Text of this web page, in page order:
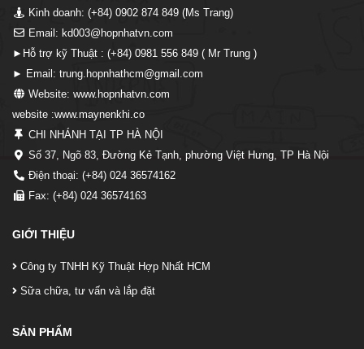
Kinh doanh: (+84) 0902 874 849 (Ms Trang)
Email: kd003@hopnhatvn.com
►Hỗ trợ kỹ Thuật : (+84) 0981 556 849 ( Mr Trung )
► Email: trung.hopnhathcm@gmail.com
Website: www.hopnhatvn.com
website :www.maynenkhi.co
CHI NHÁNH TẠI TP HÀ NỘI
Số 37, Ngõ 83, Đường Kẻ Tạnh, phường Việt Hưng, TP Hà Nội
Điện thoại: (+84) 024 36574162
Fax: (+84) 024 36574163
GIỚI THIỆU
Công ty TNHH Kỹ Thuật Hợp Nhất HCM
Sữa chữa, tư vấn và lắp đặt
SẢN PHẨM